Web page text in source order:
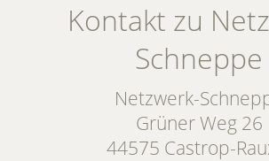
Kontakt zu
Schneppe
Netzwerk-
Grüner Weg 26
44575 Castrop-